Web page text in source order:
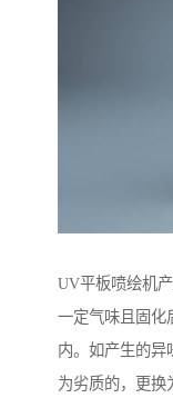
UV平板喷绘机
一定气味且固化
内。如产生的异
为劣质的，更换